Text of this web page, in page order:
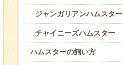
ジャンガリアンハムスター
チャイニーズハムスター
ハムスターの飼い方